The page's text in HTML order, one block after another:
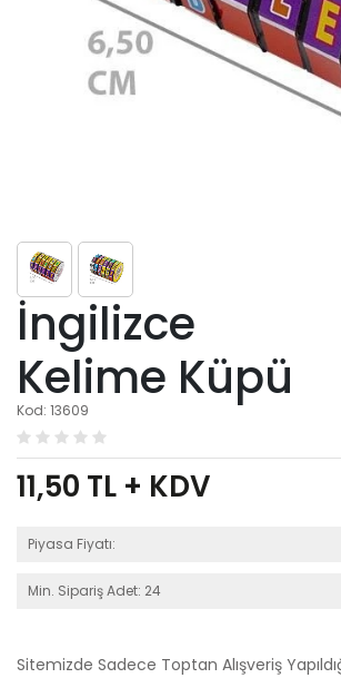
İngilizce
Kelime Küpü
Kod: 13609
11,50 TL + KDV
Piyasa Fiyatı:
Min. Sipariş Adet: 24
Sitemizde Sadece Toptan Alışveriş